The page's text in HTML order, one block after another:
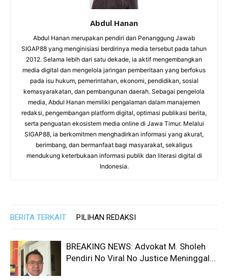
Abdul Hanan
Abdul Hanan merupakan pendiri dan Penanggung Jawab
SIGAP88 yang menginisiasi berdirinya media tersebut pada tahun
2012. Selama lebih dari satu dekade, ia aktif mengembangkan
media digital dan mengelola jaringan pemberitaan yang berfokus
pada isu hukum, pemerintahan, ekonomi, pendidikan, sosial
kemasyarakatan, dan pembangunan daerah. Sebagai pengelola
media, Abdul Hanan memiliki pengalaman dalam manajemen
redaksi, pengembangan platform digital, optimasi publikasi berita,
serta penguatan ekosistem media online di Jawa Timur. Melalui
SIGAP88, ia berkomitmen menghadirkan informasi yang akurat,
berimbang, dan bermanfaat bagi masyarakat, sekaligus
mendukung keterbukaan informasi publik dan literasi digital di
Indonesia.
BERITA TERKAIT PILIHAN REDAKSI
BREAKING NEWS: Advokat M. Sholeh
Pendiri No Viral No Justice Meninggal...